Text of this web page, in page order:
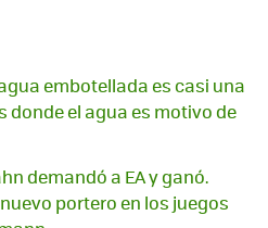
embotellada es casi una
donde el agua es motivo de
demandó a EA y ganó.
portero en los juegos